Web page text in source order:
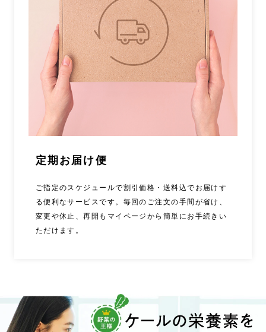
定期お届け便
ご指定のスケジュールで割引価格・送料込でお届けす
る便利なサービスです。毎回のご注文の手間が省け、
変更や休止、再開もマイページから簡単にお手続きい
ただけます。